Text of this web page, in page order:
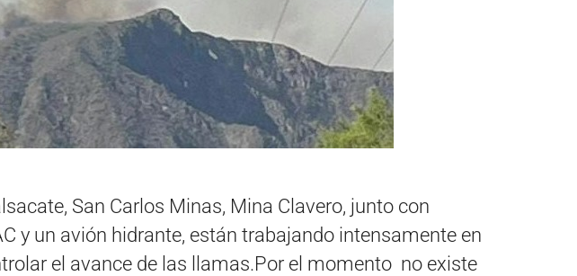
San Carlos Minas, Mina Clavero, junto con
y un avión hidrante, están trabajando intensamente en
el avance de las llamas.Por el momento no existe